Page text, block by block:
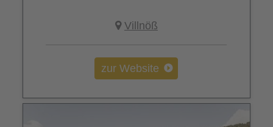
Villnöß
zur Website